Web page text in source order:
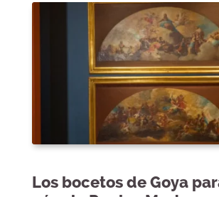
Los bocetos de Goya